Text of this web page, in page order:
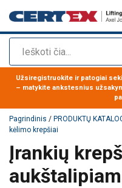
Paieška
Produktas buvo pridėtas prie
Užsiregistruokite ir patogiai
– matykite ankstesnius
Pagrindinis / PRODUKTŲ
kėlimo krepšiai
Įrankių